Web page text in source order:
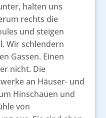
halten uns
rechts die
und steigen
Wir schlendern
Gassen. Einen
nicht. Die
an Häuser- und
Hinschauen und
von